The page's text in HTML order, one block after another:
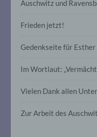
Auschwitz und
Frieden jetzt!
Gedenkseite für
Im Wortlaut:
Vielen Dank allen
Zur Arbeit des
Markierung
e) Profiling
Profiling ist
die darin
werden, um
Aspekte, die